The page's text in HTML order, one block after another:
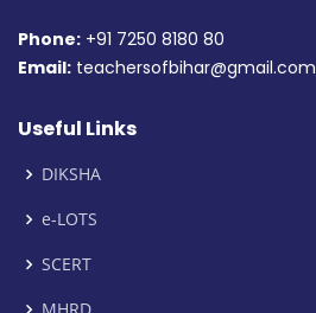
Phone: +91 7250 8180 80
Email: teachersofbihar@gmail.com
Useful Links
DIKSHA
e-LOTS
SCERT
MHRD